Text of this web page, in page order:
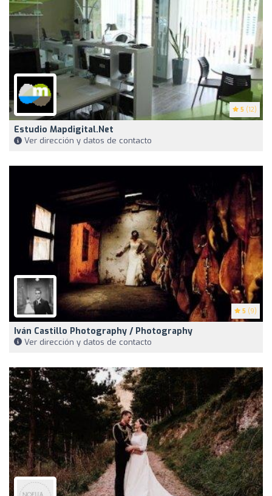
5 (12)
Estudio Mapdigital.net
Ver dirección y datos de contacto
5 (9)
Iván Castillo Photography / Photography
Ver dirección y datos de contacto